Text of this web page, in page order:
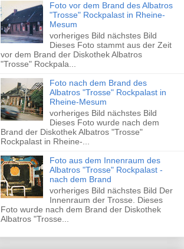
Foto vor dem Brand des Albatros
"Trosse" Rockpalast in Rheine-
Mesum
vorheriges Bild nächstes Bild
Dieses Foto stammt aus der Zeit
vor dem Brand der Diskothek Albatros
"Trosse" Rockpala...
Foto nach dem Brand des
Albatros "Trosse" Rockpalast in
Rheine-Mesum
vorheriges Bild nächstes Bild
Dieses Foto wurde nach dem
Brand der Diskothek Albatros "Trosse"
Rockpalast in Rheine-...
Foto aus dem Innenraum des
Albatros "Trosse" Rockpalast -
nach dem Brand
vorheriges Bild nächstes Bild Der
Innenraum der Trosse. Dieses
Foto wurde nach dem Brand der Diskothek
Albatros "Trosse...